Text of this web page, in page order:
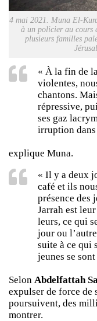
4 mai 2021. Muna El-
à un policier au cours
plusieurs familles
« À la fin de
violentes,
chantons.
répressive,
ses gaz
irruption dans
explique Muna.
« Il y a deux
café et ils
présence des
Jarrah est
leurs, ce qui
jour ou
suite à ce qui
jeunes se
Selon Abdelfattah
expulser de force de
poursuivent, des
montrer.